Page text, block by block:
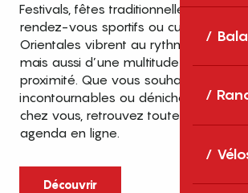
Festivals, fêtes traditionnelles,
rendez-vous sportifs ou culturels… les
Orientales vibrent au rythme de
mais aussi d’une multitude
proximité. Que vous souhaitiez vivre
incontournables ou dénicher des
chez vous, retrouvez toutes les infos
agenda en ligne.
Découvrir
Top des événements
en famille
cet été dans les Pyrénées-
Entre mer Méditerranée,
caractère et grands espaces